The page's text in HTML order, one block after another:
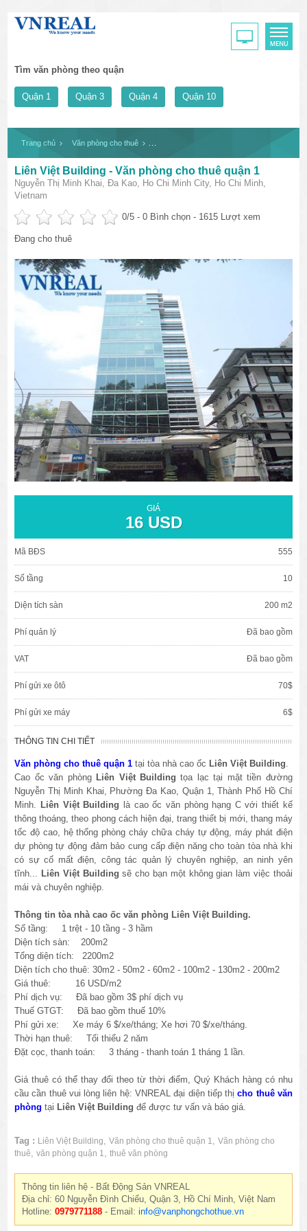
Tìm văn phòng theo quận
Quận 1 Quận 3 Quận 4 Quận 10
Trang chủ Văn phòng cho thuê
Liên Việt Building - Văn phòng cho thuê quận 1
Nguyễn Thị Minh Khai, Đa Kao, Ho Chi Minh City, Ho Chi Minh,
Vietnam
0/5 -0 Bình chọn - 1615 Lượt xem
Đang cho thuê
GIÁ
16 USD
Mã BĐS 555
Số tầng 10
Diện tích sàn 200 m2
Phí quản lý Đã bao gồm
VAT Đã bao gồm
Phí gửi xe ôtô 70$
Phí gửi xe máy 6$
THÔNG TIN CHI TIẾT
Văn phòng cho thuê quận 1tại tòa nhà cao ốc Liên Việt Building.
Cao ốc văn phòng Liên Việt Buildingtọa lạc tại mặt tiền đường
Nguyễn Thị Minh Khai, Phường Đa Kao, Quận 1, Thành Phố Hồ Chí
Minh. Liên Việt Building
là cao ốc văn phòng hạng C với thiết kế
thông thoáng, theo phong cách hiện đại, trang thiết bị mới, thang máy
tốc độ cao, hệ thống phòng cháy chữa cháy tự động, máy phát điện
dự phòng tự động đảm bảo cung cấp điện năng cho toàn tòa nhà khi
có sự cố mất điện, công tác quản lý chuyên nghiệp, an ninh yên
tĩnh... Liên Việt Buildingsẽ cho bạn một không gian làm việc thoải
mái và chuyên nghiệp.
Thông tin tòa nhà cao ốc văn phòng Liên Việt Building.
Số tầng: 1 trệt - 10 tầng - 3 hầm
Diện tích sàn: 200m2
Tổng diện tích: 2200m2
Diện tích cho thuê: 30m2 - 50m2 - 60m2 - 100m2 - 130m2 - 200m2
Giá thuê: 16 USD/m2
Phí dịch vụ: Đã bao gồm 3$ phí dịch vụ
Thuế GTGT: Đã bao gồm thuế 10%
Phí gửi xe: Xe máy 6 $/xe/tháng; Xe hơi 70 $/xe/tháng.
Thời hạn thuê: Tối thiểu 2 năm
Đặt cọc, thanh toán: 3 tháng - thanh toán 1 tháng 1 lần.
Giá thuê có thể thay đổi theo từ thời điểm, Quý Khách hàng có nhu
cầu cần thuê vui lòng liên hệ: VNREAL đại diện tiếp thịcho thuê văn
phòngtại Liên Việt Buildingđể được tư vấn và báo giá.
Tag : Liên Việt Building,Văn phòng cho thuê quận 1,Văn phòng cho
thuê,văn phòng quận 1,thuê văn phòng
Thông tin liên hệ - Bất Động Sản VNREAL
Địa chỉ: 60 Nguyễn Đình Chiểu, Quận 3, Hồ Chí Minh, Việt Nam
Hotline:0979771188 - Email:info@vanphongchothue.vn
văn phòng cho thuê quận 3
văn phòng quận 1
văn phòng quận 3
cao ốc văn phòng quận 1
cao ốc văn phòng quận 3